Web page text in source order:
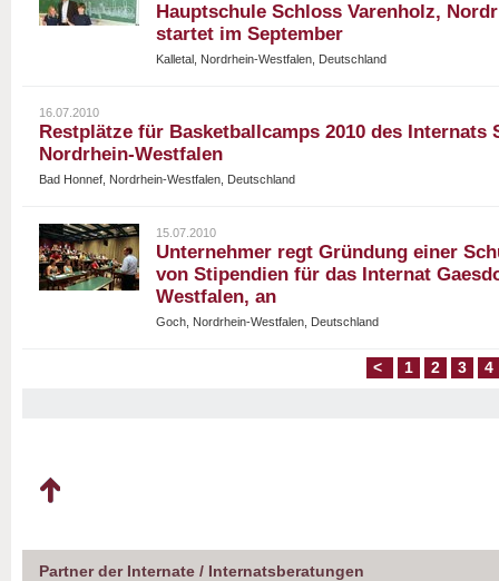
Hauptschule Schloss Varenholz,
startet im September
Kalletal, Nordrhein-Westfalen, Deutschland
16.07.2010
Restplätze für Basketballcamps 2010 des Internats
Nordrhein-Westfalen
Bad Honnef, Nordrhein-Westfalen, Deutschland
15.07.2010
Unternehmer regt Gründung einer
von Stipendien für das Internat
Westfalen, an
Goch, Nordrhein-Westfalen, Deutschland
< 1 2 3 4
Partner der Internate / Internatsberatungen